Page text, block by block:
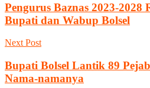
Pengurus Baznas 2023-2028
Bupati dan Wabup Bolsel
Next Post
Bupati Bolsel Lantik 89
Nama-namanya